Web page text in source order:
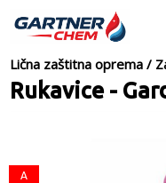
Lična zaštitna oprema /
Rukavice -
A